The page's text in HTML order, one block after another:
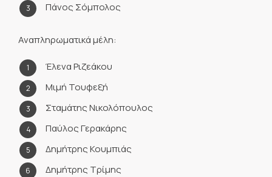
Πάνος Σόμπολος
Αναπληρωματικά μέλη:
Έλενα Ριζεάκου
Μιμή Τουφεξή
Σταμάτης Νικολόπουλος
Παύλος Γερακάρης
Δημήτρης Κουμπιάς
Δημήτρης Τρίμης